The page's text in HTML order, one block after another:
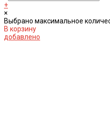
+
×
Выбрано максимальное
В корзину
добавлено